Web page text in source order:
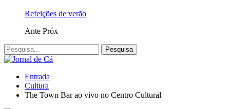
Refeições de verão
Ante Próx
Entrada
Cultura
The Town Bar ao vivo no Centro Cultural